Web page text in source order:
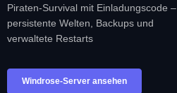
Piraten-Survival mit Einladungscode –
persistente Welten, Backups und
verwaltete Restarts
Windrose-Server ansehen